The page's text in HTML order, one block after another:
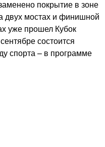
покрытие в зоне
двух мостах и финишной
уже прошел Кубок
состоится
спорта – в программе